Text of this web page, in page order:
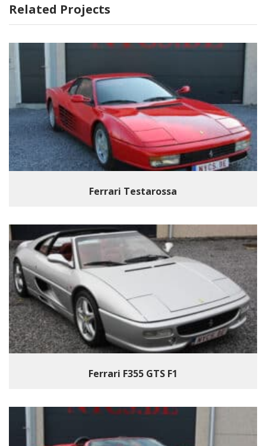
Related Projects
Ferrari Testarossa
Ferrari F355 GTS F1